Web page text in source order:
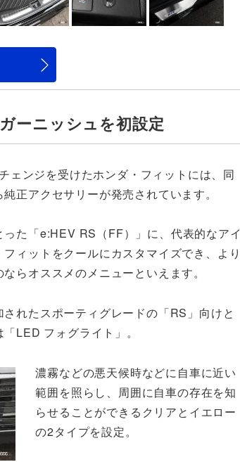
ーニッシュを初設定
ェンジを受けたホンダ・フィットには、同
正アクセサリーが発売されています。
た「e:HEV RS（FF）」に、代表的なアイ
ィットをクールにカスタマイズでき、より
らオススメのメニューといえます。
れたスポーティグレードの「RS」向けと
LED フォグライト」。
濃霧などの悪天候時などに自車に近い
範囲を照らし、周囲に自車の存在を知
らせることができるクリアとイエロー
の2タイプを設定。